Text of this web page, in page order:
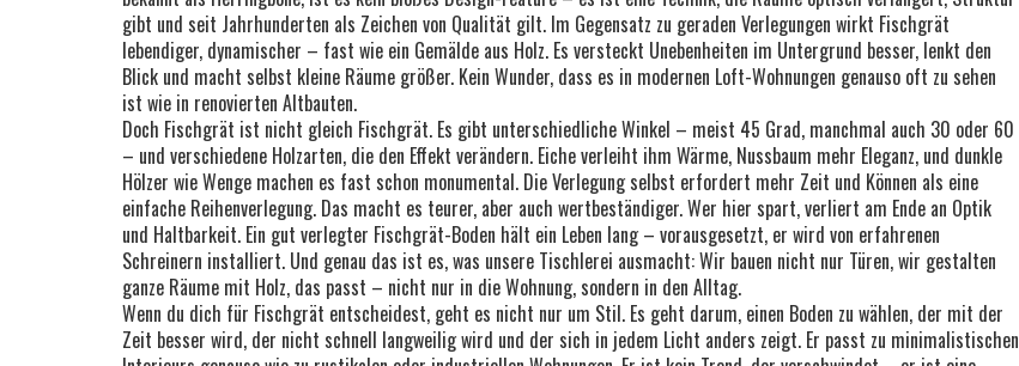
gibt und seit Jahrhunderten als Zeichen von Qualität gilt. Im Gegensatz zu geraden Verlegungen wirkt Fischgrät
lebendiger, dynamischer – fast wie ein Gemälde aus Holz. Es versteckt Unebenheiten im Untergrund besser, lenkt den
Blick und macht selbst kleine Räume größer. Kein Wunder, dass es in modernen Loft-Wohnungen genauso oft zu sehen
ist wie in renovierten Altbauten.
Doch Fischgrät ist nicht gleich Fischgrät. Es gibt unterschiedliche Winkel – meist 45 Grad, manchmal auch 30 oder 60
– und verschiedene Holzarten, die den Effekt verändern. Eiche verleiht ihm Wärme, Nussbaum mehr Eleganz, und dunkle
Hölzer wie Wenge machen es fast schon monumental. Die Verlegung selbst erfordert mehr Zeit und Können als eine
einfache Reihenverlegung. Das macht es teurer, aber auch wertbeständiger. Wer hier spart, verliert am Ende an Optik
und Haltbarkeit. Ein gut verlegter Fischgrät-Boden hält ein Leben lang – vorausgesetzt, er wird von erfahrenen
Schreinern installiert. Und genau das ist es, was unsere Tischlerei ausmacht: Wir bauen nicht nur Türen, wir gestalten
ganze Räume mit Holz, das passt – nicht nur in die Wohnung, sondern in den Alltag.
Wenn du dich für Fischgrät entscheidest, geht es nicht nur um Stil. Es geht darum, einen Boden zu wählen, der mit der
Zeit besser wird, der nicht schnell langweilig wird und der sich in jedem Licht anders zeigt. Er passt zu minimalistischen